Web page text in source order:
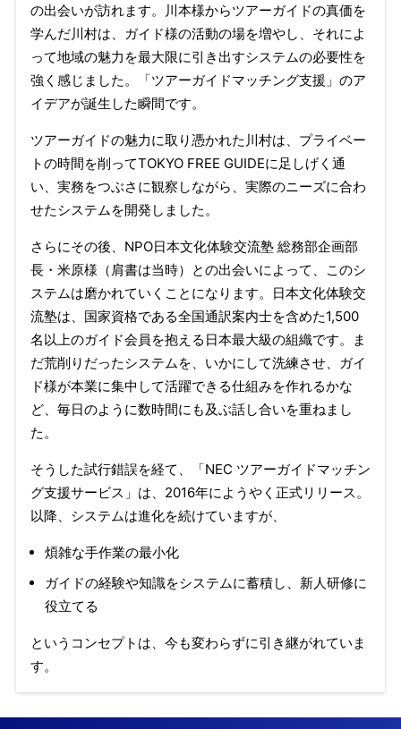
の出会いが訪れます。川本様からツアーガイドの真価を
学んだ川村は、ガイド様の活動の場を増やし、それによ
って地域の魅力を最大限に引き出すシステムの必要性を
強く感じました。「ツアーガイドマッチング支援」のア
イデアが誕生した瞬間です。
ツアーガイドの魅力に取り憑かれた川村は、プライベー
トの時間を削ってTOKYO FREE GUIDEに足しげく通
い、実務をつぶさに観察しながら、実際のニーズに合わ
せたシステムを開発しました。
さらにその後、NPO日本文化体験交流塾 総務部企画部
長・米原様（肩書は当時）との出会いによって、このシ
ステムは磨かれていくことになります。日本文化体験交
流塾は、国家資格である全国通訳案内士を含めた1,500
名以上のガイド会員を抱える日本最大級の組織です。ま
だ荒削りだったシステムを、いかにして洗練させ、ガイ
ド様が本業に集中して活躍できる仕組みを作れるかな
ど、毎日のように数時間にも及ぶ話し合いを重ねまし
た。
そうした試行錯誤を経て、「NEC ツアーガイドマッチン
グ支援サービス」は、2016年にようやく正式リリース。
以降、システムは進化を続けていますが、
煩雑な手作業の最小化
ガイドの経験や知識をシステムに蓄積し、新人研修に
役立てる
というコンセプトは、今も変わらずに引き継がれていま
す。